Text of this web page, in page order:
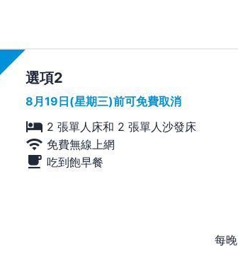
選項
8月19日(星期三)前可免費取消
2 張單人床和 2 張單人沙發床
免費無線上網
吃到飽早餐
每晚